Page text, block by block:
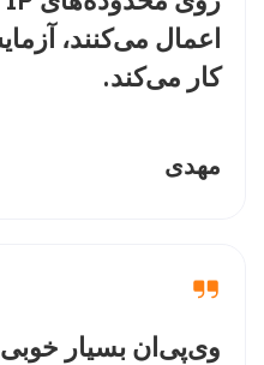
اعمال می‌کنند،
کار می‌کند.
مهدی
وی‌پی‌ان بسیار